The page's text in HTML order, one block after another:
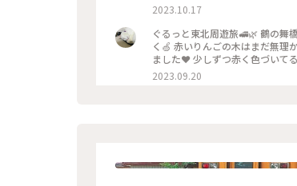
2023.10.17
ぐるっと東北周遊旅🚅🌿 鶴の舞
く🍏 赤いりんごの木はまだ無理
ました❤️ 少しずつ赤く色づいて
🍎🍎少しずつ秋の気配…ですね
木が植えられていました✨✨✨ そし
2023.09.20